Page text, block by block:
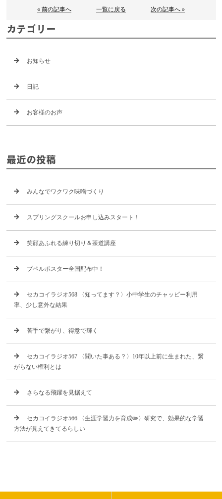
« 前の記事へ 一覧に戻る 次の記事へ »
カテゴリー
お知らせ
日記
お客様のお声
最近の投稿
みんなでワクワク味噌づくり
スプリングスクールお申し込みスタート！
笑顔あふれる練り切り＆茶道講座
プペルポスター全国配布中！
セカコイラジオ568 〈知ってます？〉小中学生のチャッピー利用
率、少し意外な結果
苦手で繋がり、得意で輝く
セカコイラジオ567 〈聞いた事ある？〉10年以上前に生まれた、繋
がらない権利とは
さらなる飛躍を見据えて
セカコイラジオ566 〈生涯学習力を育成✏️〉研究で、効果的な学習
方法が見えてきてるらしい